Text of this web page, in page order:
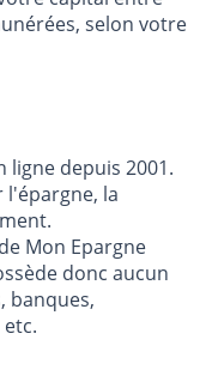
capital entre
selon votre
depuis 2001.
l'épargne, la
Mon Epargne
donc aucun